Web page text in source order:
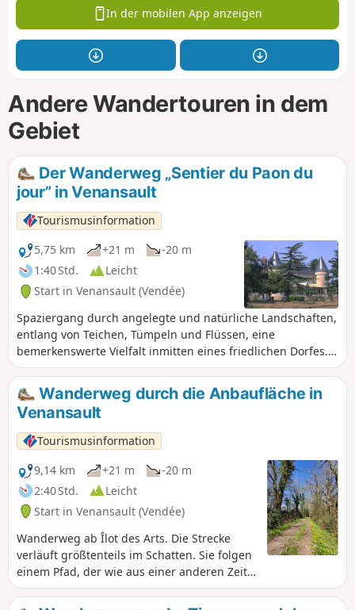
In der mobilen App anzeigen
Andere Wandertouren in dem
Gebiet
Der Wanderweg „Sentier du Paon du
jour” in Venansault
Tourismusinformation
5,75 km
+21 m
-20 m
1:40 Std.
Leicht
Start in Venansault (Vendée)
Spaziergang durch angelegte und natürliche Landschaften,
entlang von Teichen, Tümpeln und Flüssen, eine
bemerkenswerte Vielfalt inmitten eines friedlichen Dorfes.
Entlang der Strecke können Sie Graureiher, Eisvögel,
Buntspechte und andere Tiere beobachten.
Wanderweg durch die Anbaufläche in
Venansault
Tourismusinformation
9,14 km
+21 m
-20 m
2:40 Std.
Leicht
Start in Venansault (Vendée)
Wanderweg ab Îlot des Arts. Die Strecke
verläuft größtenteils im Schatten. Sie folgen
einem Pfad, der wie aus einer anderen Zeit
wirkt; der Ursprung dieses Weges ist
sicherlich sehr alt. Das Besondere an dieser